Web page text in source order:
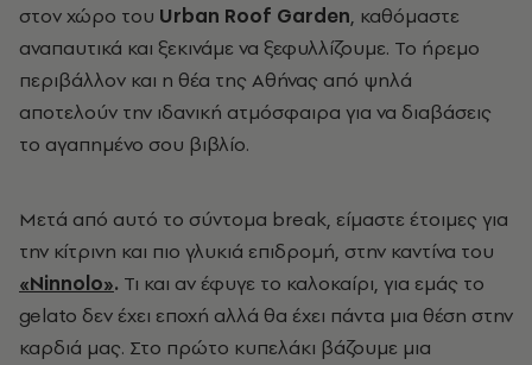
στον χώρο του Urban Roof Garden, καθόμαστε
αναπαυτικά και ξεκινάμε να ξεφυλλίζουμε. Το ήρεμο
περιβάλλον και η θέα της Αθήνας από ψηλά
αποτελούν την ιδανική ατμόσφαιρα για να διαβάσεις
το αγαπημένο σου βιβλίο.
Μετά από αυτό το σύντομα break, είμαστε έτοιμες για
την κίτρινη και πιο γλυκιά επιδρομή, στην καντίνα του
«Ninnolo». Τι και αν έφυγε το καλοκαίρι, για εμάς το
gelato δεν έχει εποχή αλλά θα έχει πάντα μια θέση στην
καρδιά μας. Στο πρώτο κυπελάκι βάζουμε μια